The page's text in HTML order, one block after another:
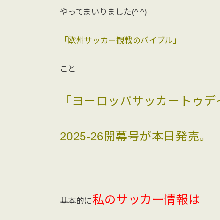
やってまいりました(^ ^)
「欧州サッカー観戦のバイブル」
こと
「ヨーロッパサッカートゥデ
2025-26開幕号が本日発売。
基本的に私のサッカー情報は